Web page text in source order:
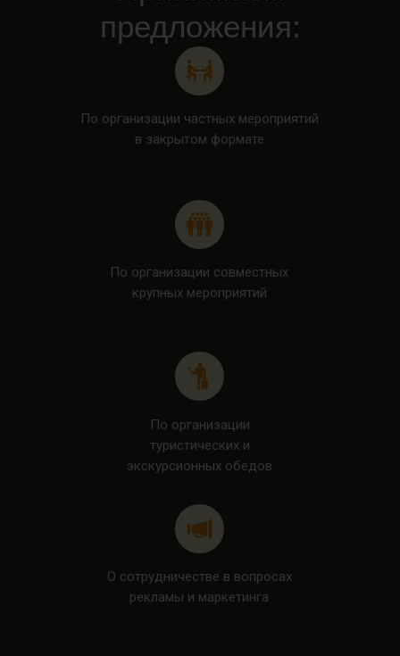
По организации частных мероприятий
в закрытом формате
По организации совместных
крупных мероприятий
По организации
туристических и
экскурсионных обедов
О сотрудничестве в вопросах
рекламы и маркетинга
предложения: